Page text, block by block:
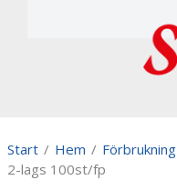
Start / Hem / Förbrukning
2-lags 100st/fp